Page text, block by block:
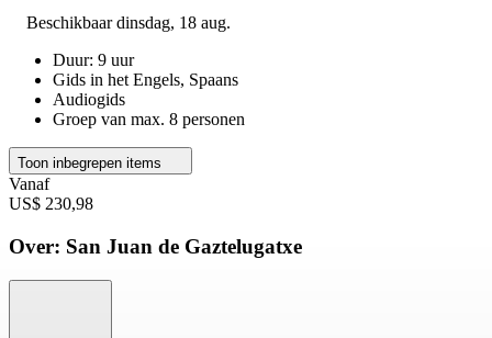
Beschikbaardinsdag, 18 aug.
Duur: 9 uur
Gids in het Engels, Spaans
Audiogids
Groep van max. 8 personen
Toon inbegrepen items
Vanaf
US$ 230,98
Over: San Juan de Gaztelugatxe